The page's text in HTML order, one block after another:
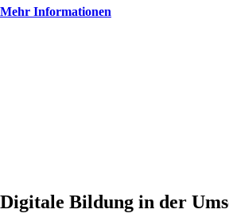
Mehr Informationen
Digitale Bildung in der